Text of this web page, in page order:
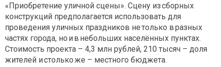
«Приобретение уличной сцены». Сцену из сборных
конструкций предполагается использовать для
проведения уличных праздников не только в разных
частях города, но и в небольших населённых пунктах.
Стоимость проекта – 4,3 млн рублей, 210 тысяч – доля
жителей и столько же – местного бюджета.